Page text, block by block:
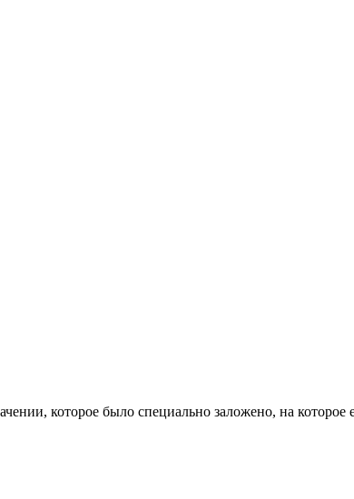
которое было специально заложено, на